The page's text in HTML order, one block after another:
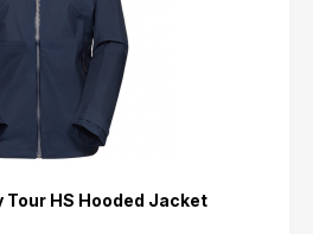
HS Hooded Jacket